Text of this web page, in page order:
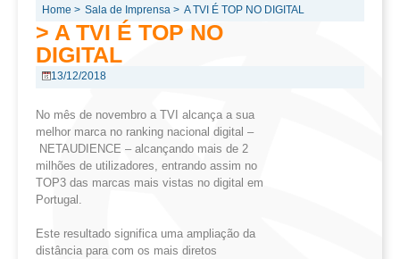
Home > Sala de Imprensa > A TVI É TOP NO DIGITAL
> A TVI É TOP NO
DIGITAL
13/12/2018
No mês de novembro a TVI alcança a sua
melhor marca no ranking nacional digital –
NETAUDIENCE – alcançando mais de 2
milhões de utilizadores, entrando assim no
TOP3 das marcas mais vistas no digital em
Portugal.
Este resultado significa uma ampliação da
distância para com os mais diretos